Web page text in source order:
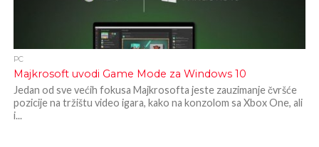
PC
Majkrosoft uvodi Game Mode za Windows 10
Jedan od sve većih fokusa Majkrosofta jeste zauzimanje čvršće
pozicije na tržištu video igara, kako na konzolom sa Xbox One, ali
i...